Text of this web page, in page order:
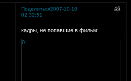
Поделиться 46
2007-10-10
02:32:51
кадры, не попавшие в фильм:
0